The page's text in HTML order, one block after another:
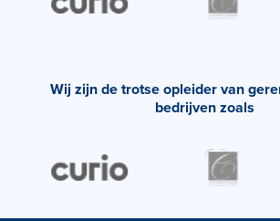
Wij zijn de trotse opleider van
bedrijven zoals